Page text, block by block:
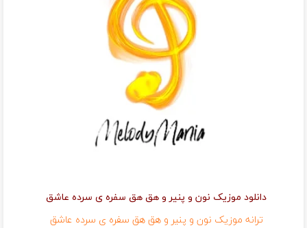
دانلود موزیک نون و پنیر و هق هق سفره ی سرده عاشق
ترانه موزیک نون و پنیر و هق هق سفره ی سرده عاشق